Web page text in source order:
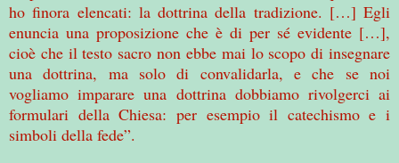
ho finora elencati: la dottrina della tradizione. […] Egli
enuncia una proposizione che è di per sé evidente […],
cioè che il testo sacro non ebbe mai lo scopo di insegnare
una dottrina, ma solo di convalidarla, e che se noi
vogliamo imparare una dottrina dobbiamo rivolgerci ai
formulari della Chiesa: per esempio il catechismo e i
simboli della fede”.